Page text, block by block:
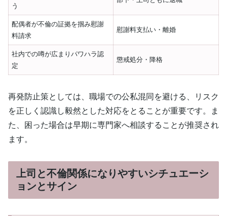
う
配偶者が不倫の証拠を掴み慰謝
料請求
慰謝料支払い・離婚
社内での噂が広まりパワハラ認
定
懲戒処分・降格
再発防止策としては、職場での公私混同を避ける、リスク
を正しく認識し毅然とした対応をとることが重要です。ま
た、困った場合は早期に専門家へ相談することが推奨され
ます。
上司と不倫関係になりやすいシチュエーシ
ョンとサイン